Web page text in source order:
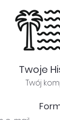
Twoje
Twój